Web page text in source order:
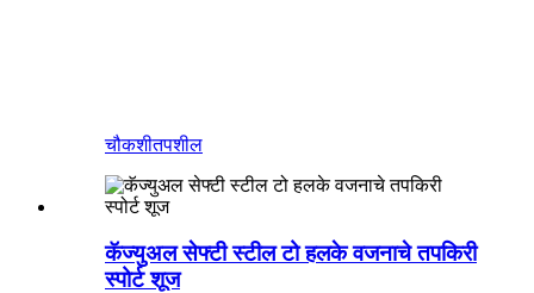
चौकशीतपशील
कॅज्युअल सेफ्टी स्टील टो हलके वजनाचे तपकिरी
स्पोर्ट शूज